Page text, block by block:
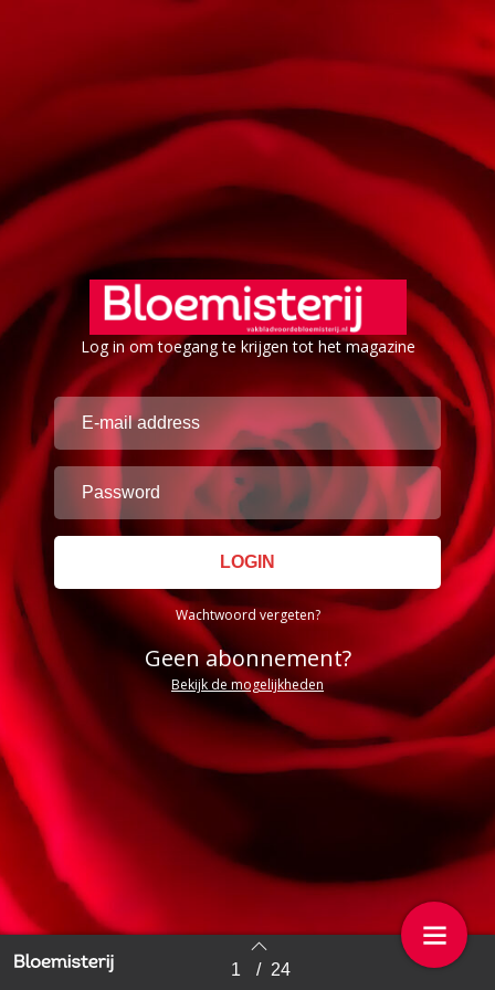
Log in om toegang te krijgen tot het magazine
Wachtwoord vergeten?
Geen abonnement?
Bekijk de mogelijkheden
Back to index 1 / 24